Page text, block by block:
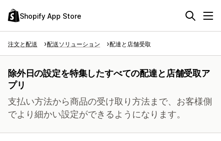
Shopify App Store
注文と配送 配送ソリューション 配達と店舗受取
除外日の設定を特集したすべての配達と店舗受取ア
プリ
支払い方法から商品の受け取り方法まで、お客様側
でより細かい設定ができるようになります。